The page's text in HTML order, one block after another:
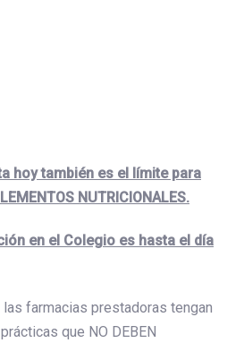
hoy también es el límite para
NUTRICIONALES.
en el Colegio es hasta el día
farmacias prestadoras tengan
que NO DEBEN